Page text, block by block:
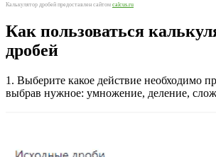
Калькулятор дробей предоставлен сайтом calcus.ru
Как пользоваться
дробей
1. Выберите какое действие необходимо
выбрав нужное: умножение, деление,